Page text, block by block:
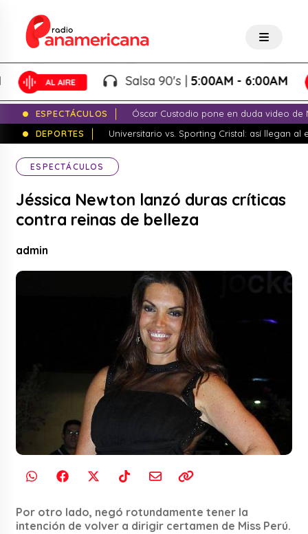
Salsa 90's |5:00AM - 6:00AM
ESPECTÁCULOS
Óscar Custodio pone en duda video de
DEPORTES
Universitario vs. Sporting Cristal: así llegan al
ESPECTÁCULOS
Jéssica Newton lanzó duras críticas
contra reinas de belleza
admin
Por otro lado, negó rotundamente tener la
intención de volver a dirigir certamen de Miss Perú.